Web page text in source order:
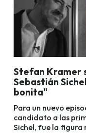
Stefan Kramer
Sebastián
bonita"
Para un nuevo
candidato a las
Sichel, fue la